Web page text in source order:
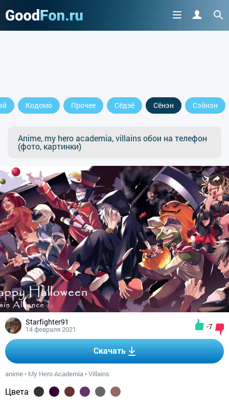
Кодомо Прочее Сёдзё Сёнэн Сэйнэн
Anime, my hero academia, villains обои на телефон
(фото, картинки)
Starfighter91
14 февраля 2021 -7
Скачать
anime • My Hero Academia •Villains
Цвета